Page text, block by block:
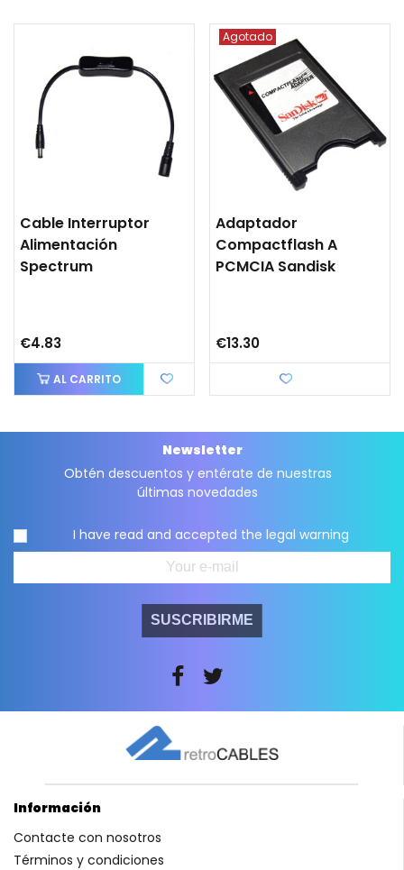
Cable Interruptor
Alimentación
Spectrum
€4.83
AL CARRITO
Agotado
Adaptador
Compactflash A
PCMCIA Sandisk
€13.30
Newsletter
Obtén descuentos y entérate de nuestras
últimas novedades
I have read and accepted the legal warning
SUSCRIBIRME
Información
Contacte con nosotros
Términos y condiciones